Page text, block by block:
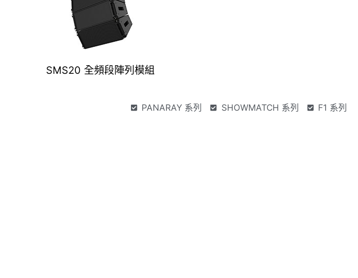
SMS20 全頻段陣列模組
PANARAY 系列 SHOWMATCH 系列 F1 系列